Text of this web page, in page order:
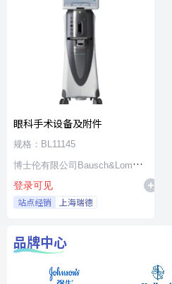
眼科手术设备及附件
规格：BL11145
博士伦有限公司Bausch&Lomb
Incorporated
登录可见
站点经销 上海瑞德
品牌中心